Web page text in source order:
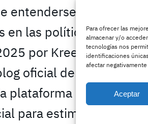
Para ofrecer las
almacenar y/o
tecnologías nos
identificaciones
afectar
Aceptar
entenderse en el
en las políticas de
por KreekCraft
oficial de YouTube. A
plataforma comenzó a
para estimar la edad